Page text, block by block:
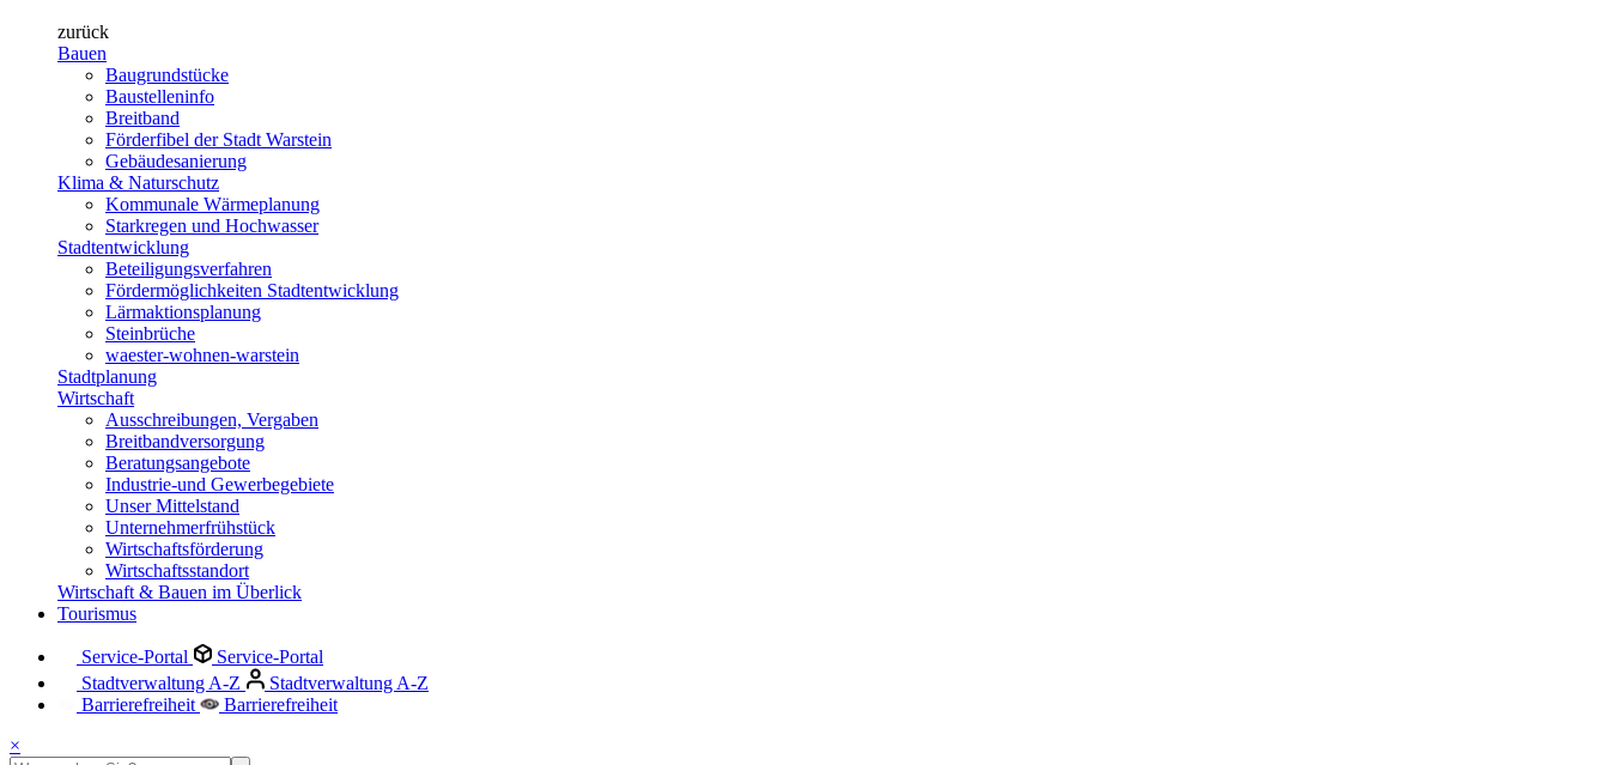
zurück
Bauen
Baugrundstücke
Baustelleninfo
Breitband
Förderfibel der Stadt Warstein
Gebäudesanierung
Klima & Naturschutz
Kommunale Wärmeplanung
Starkregen und Hochwasser
Stadtentwicklung
Beteiligungsverfahren
Fördermöglichkeiten Stadtentwicklung
Lärmaktionsplanung
Steinbrüche
waester-wohnen-warstein
Stadtplanung
Wirtschaft
Ausschreibungen, Vergaben
Breitbandversorgung
Beratungsangebote
Industrie-und Gewerbegebiete
Unser Mittelstand
Unternehmerfrühstück
Wirtschaftsförderung
Wirtschaftsstandort
Wirtschaft & Bauen im Überlick
Tourismus
Service-Portal
Service-Portal
Stadtverwaltung A-Z
Stadtverwaltung A-Z
Barrierefreiheit
Barrierefreiheit
×